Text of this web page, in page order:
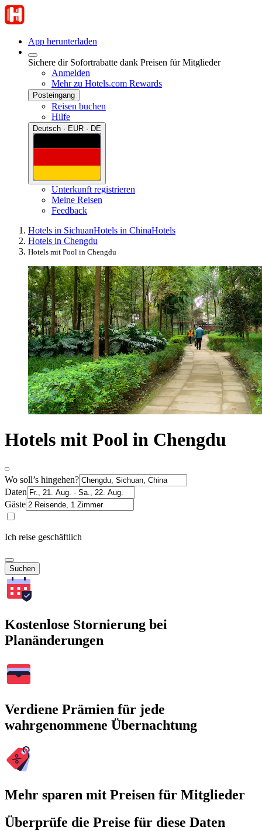
App herunterladen
Sichere dir Sofortrabatte dank Preisen für Mitglieder
Anmelden
Mehr zu Hotels.com Rewards
Posteingang
Reisen buchen
Hilfe
Deutsch · EUR · DE
Unterkunft registrieren
Meine Reisen
Feedback
Hotels in SichuanHotels in ChinaHotels
Hotels in Chengdu
Hotels mit Pool in Chengdu
Hotels mit Pool in Chengdu
Wo soll’s hingehen?
Daten
Gäste
Ich reise geschäftlich
Suchen
Kostenlose Stornierung bei
Planänderungen
Verdiene Prämien für jede
wahrgenommene Übernachtung
Mehr sparen mit Preisen für Mitglieder
Überprüfe die Preise für diese Daten